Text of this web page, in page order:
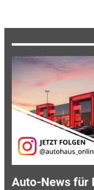
Auto-News für